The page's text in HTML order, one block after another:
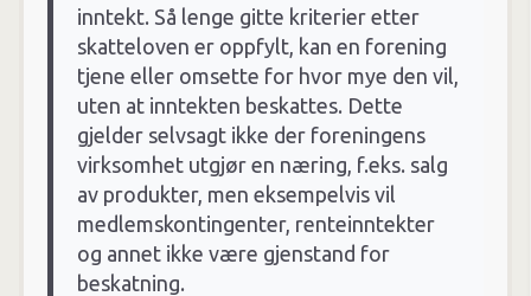
inntekt. Så lenge gitte kriterier etter
skatteloven er oppfylt, kan en forening
tjene eller omsette for hvor mye den vil,
uten at inntekten beskattes. Dette
gjelder selvsagt ikke der foreningens
virksomhet utgjør en næring, f.eks. salg
av produkter, men eksempelvis vil
medlemskontingenter, renteinntekter
og annet ikke være gjenstand for
beskatning.